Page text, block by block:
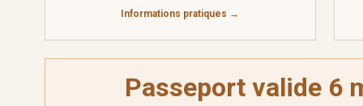
Informations pratiques →
Passeport valide 6